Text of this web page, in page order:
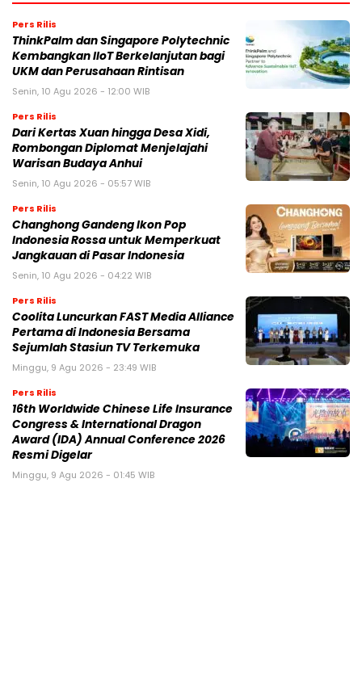
Pers Rilis
ThinkPalm dan Singapore Polytechnic
Kembangkan IIoT Berkelanjutan bagi
UKM dan Perusahaan Rintisan
Senin, 10 Agu 2026 - 12:00 WIB
Pers Rilis
Dari Kertas Xuan hingga Desa Xidi,
Rombongan Diplomat Menjelajahi
Warisan Budaya Anhui
Senin, 10 Agu 2026 - 05:57 WIB
Pers Rilis
Changhong Gandeng Ikon Pop
Indonesia Rossa untuk Memperkuat
Jangkauan di Pasar Indonesia
Senin, 10 Agu 2026 - 04:22 WIB
Pers Rilis
Coolita Luncurkan FAST Media Alliance
Pertama di Indonesia Bersama
Sejumlah Stasiun TV Terkemuka
Minggu, 9 Agu 2026 - 23:49 WIB
Pers Rilis
16th Worldwide Chinese Life Insurance
Congress & International Dragon
Award (IDA) Annual Conference 2026
Resmi Digelar
Minggu, 9 Agu 2026 - 01:45 WIB